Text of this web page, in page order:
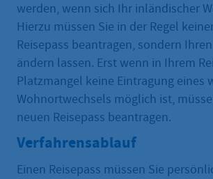
werden, wenn sich Ihr inländischer
Hierzu müssen Sie in der Regel
Reisepass beantragen, sondern
ändern lassen. Erst wenn in Ihrem
Platzmangel keine Eintragung eines
Wohnortwechsels möglich ist,
neuen Reisepass beantragen.
Verfahrensablauf
Einen Reisepass müssen Sie